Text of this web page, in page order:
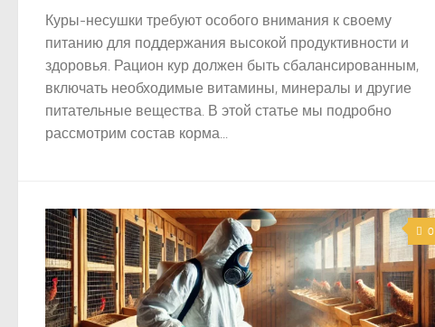
Куры-несушки требуют особого внимания к своему
питанию для поддержания высокой продуктивности и
здоровья. Рацион кур должен быть сбалансированным,
включать необходимые витамины, минералы и другие
питательные вещества. В этой статье мы подробно
рассмотрим состав корма...
0